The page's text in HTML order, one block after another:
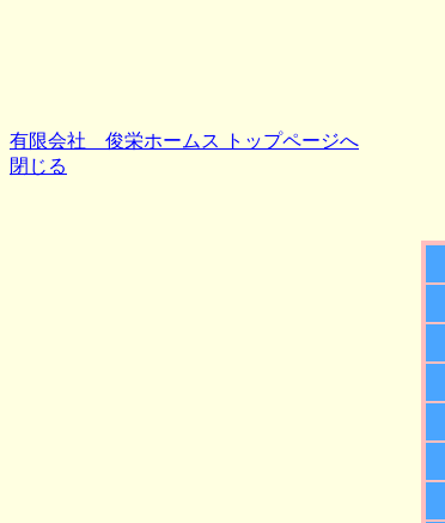
有限会社 俊栄ホームス トップページへ
閉じる